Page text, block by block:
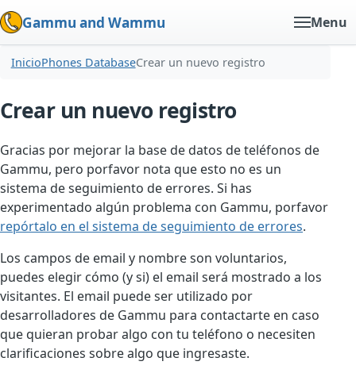
Gammu and Wammu Menu
InicioPhones DatabaseCrear un nuevo registro
Crear un nuevo registro
Gracias por mejorar la base de datos de teléfonos de
Gammu, pero porfavor nota que esto no es un
sistema de seguimiento de errores. Si has
experimentado algún problema con Gammu, porfavor
repórtalo en el sistema de seguimiento de errores.
Los campos de email y nombre son voluntarios,
puedes elegir cómo (y si) el email será mostrado a los
visitantes. El email puede ser utilizado por
desarrolladores de Gammu para contactarte en caso
que quieran probar algo con tu teléfono o necesiten
clarificaciones sobre algo que ingresaste.